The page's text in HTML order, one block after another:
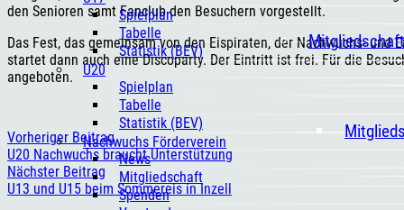
Mitgliedschaft
Spielplan
Tabelle
Statistik (BEV)
U20
Spielplan
Tabelle
Statistik (BEV)
Nachwuchs Förderverein
News
Mitgliedschaft
Spenden
den Senioren samt Fanclub den Besuchern vorgestellt.
Das Fest, das gemeinsam von den Eispiraten, der Nachwuchs-
startet dann auch eine Discoparty. Der Eintritt ist frei. Für die
angeboten.
Vorheriger Beitrag
U20 Nachwuchs braucht Unterstützung
Nächster Beitrag
U13 und U15 beim Sommereis in Inzell